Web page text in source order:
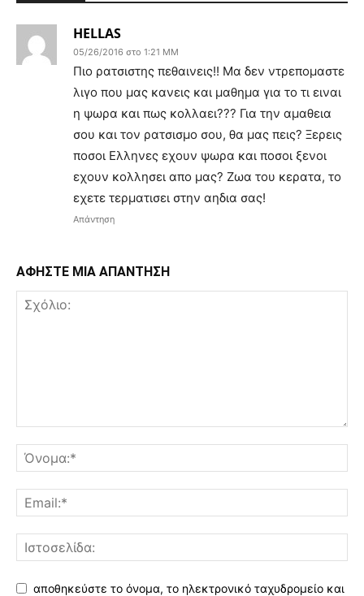
HELLAS
05/26/2016 στο 1:21 ΜΜ
Πιο ρατσιστης πεθαινεις!! Μα δεν ντρεπομαστε
λιγο που μας κανεις και μαθημα για το τι ειναι
η ψωρα και πως κολλαει??? Για την αμαθεια
σου και τον ρατσισμο σου, θα μας πεις? Ξερεις
ποσοι Ελληνες εχουν ψωρα και ποσοι ξενοι
εχουν κολλησει απο μας? Ζωα του κερατα, το
εχετε τερματισει στην αηδια σας!
Απάντηση
ΑΦΗΣΤΕ ΜΙΑ ΑΠΑΝΤΗΣΗ
αποθηκεύστε το όνομα, το ηλεκτρονικό ταχυδρομείο και